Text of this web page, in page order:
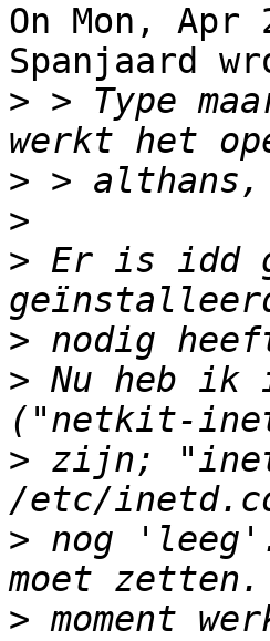
On Mon, Apr
Spanjaard
> > Type
>
>
> Er is idd
>
> Nu heb ik
> zijn;
> nog
>